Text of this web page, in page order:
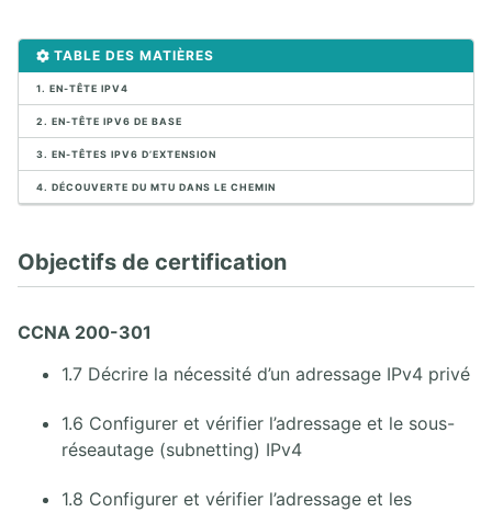
1. FONDAMENTAUX DES RÉSEAUX
1.2. Modèles TCP/IP et OSI
1.3. Composants du réseau
1.4. Topologies du réseau
2. CISCO IOS CLI
2.1. Cisco IOS
2.3. Connexion à un commutateur Cisco
2.5. Méthode Cisco IOS CLI
TABLE DES MATIÈRES
1. EN-TÊTE IPV4
2. EN-TÊTE IPV6 DE BASE
3. EN-TÊTES IPV6 D’EXTENSION
4. DÉCOUVERTE DU MTU DANS LE CHEMIN
Objectifs de certification
CCNA 200-301
1.7 Décrire la nécessité d’un adressage IPv4 privé
1.6 Configurer et vérifier l’adressage et le sous-
réseautage (subnetting) IPv4
1.8 Configurer et vérifier l’adressage et les